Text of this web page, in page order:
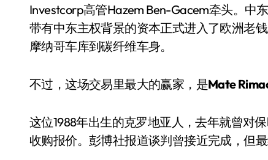
Investcorp高管Hazem Ben-Gacem牵头。中
带有中东主权背景的资本正式进入了欧洲老
摩纳哥车库到碳纤维车身。
不过，这场交易里最大的赢家，是Mate
这位1988年出生的克罗地亚人，去年就曾对
收购报价。彭博社报道谈判曾接近完成，但最